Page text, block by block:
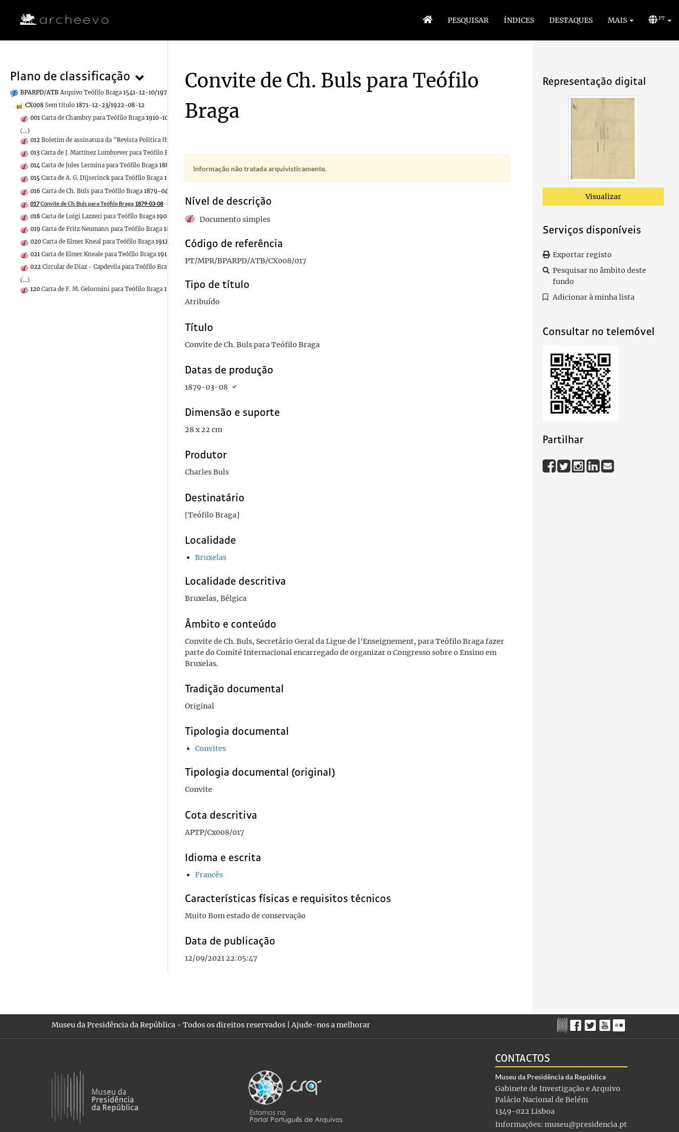
PESQUISAR ÍNDICES DESTAQUES MAIS PT
Plano de classificação
BPARPD/ATB Arquivo Teófilo Braga 1541-12-10/1970-12-30
CX008 Sem título 1871-12-23/1922-08-12
001 Carta de Chambry para Teófilo Braga 1910-10-19
(...)
012 Boletim de assinatura da "Revista Política Ibero-Americana"
013 Carta de J. Martínez Lumbrever para Teófilo Braga
014 Carta de Jules Lermina para Teófilo Braga 1880-10-22
015 Carta de A. G. Dijserinck para Teófilo Braga 1912-04-14
016 Carta de Ch. Buls para Teófilo Braga 1879-04-07
017Convite de Ch. Buls para Teófilo Braga 1879-03-08
018 Carta de Luigi Lazzeri para Teófilo Braga 1903-03-15
019 Carta de Fritz Neumann para Teófilo Braga 1879-05-13
020 Carta de Elmer Kneal para Teófilo Braga 1912-02-07
021 Carta de Elmer Kneale para Teófilo Braga 1912-02-07
022 Circular de Diaz - Capdevila para Teófilo Braga
(...)
120 Carta de F. M. Gelormini para Teófilo Braga 1908-01-28
Representação digital
Visualizar
Serviços disponíveis
Exportar registo
Pesquisar no âmbito deste
fundo
Adicionar à minha lista
Consultar no telemóvel
Partilhar
Convite de Ch. Buls para Teófilo
Braga
Informação não tratada arquivisticamente.
Nível de descrição
Documento simples
Código de referência
PT/MPR/BPARPD/ATB/CX008/017
Tipo de título
Atribuído
Título
Convite de Ch. Buls para Teófilo Braga
Datas de produção
1879-03-08
Dimensão e suporte
28 x 22 cm
Produtor
Charles Buls
Destinatário
[Teófilo Braga]
Localidade
Bruxelas
Localidade descritiva
Bruxelas, Bélgica
Âmbito e conteúdo
Convite de Ch. Buls, Secretário Geral da Ligue de l'Enseignement, para Teófilo Braga fazer
parte do Comité Internacional encarregado de organizar o Congresso sobre o Ensino em
Bruxelas.
Tradição documental
Original
Tipologia documental
Convites
Tipologia documental (original)
Convite
Cota descritiva
APTP/Cx008/017
Idioma e escrita
Francês
Características físicas e requisitos técnicos
Muito Bom estado de conservação
Data de publicação
12/09/2021 22:05:47
Museu da Presidência da República - Todos os direitos reservados |Ajude-nos a melhorar
CONTACTOS
Museu da Presidência da República
Gabinete de Investigação e Arquivo
Palácio Nacional de Belém
1349-022 Lisboa
Informações: museu@presidencia.pt